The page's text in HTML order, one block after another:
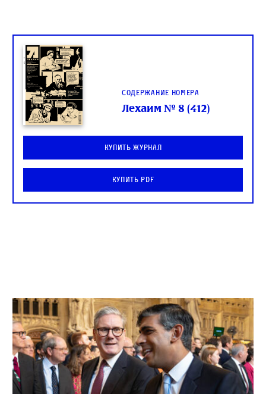
Содержание номера
Лехаим № 8 (412)
Купить журнал
Купить PDF